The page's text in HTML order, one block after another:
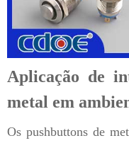
Aplicação de
metal em
Os pushbuttons de